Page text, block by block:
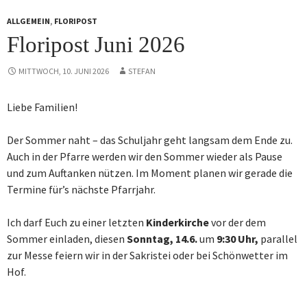
ALLGEMEIN, FLORIPOST
Floripost Juni 2026
MITTWOCH, 10. JUNI 2026 STEFAN
Liebe Familien!
Der Sommer naht – das Schuljahr geht langsam dem Ende zu.
Auch in der Pfarre werden wir den Sommer wieder als Pause
und zum Auftanken nützen. Im Moment planen wir gerade die
Termine für’s nächste Pfarrjahr.
Ich darf Euch zu einer letzten Kinderkirchevor der dem
Sommer einladen, diesen Sonntag, 14.6.um 9:30 Uhr, parallel
zur Messe feiern wir in der Sakristei oder bei Schönwetter im
Hof.